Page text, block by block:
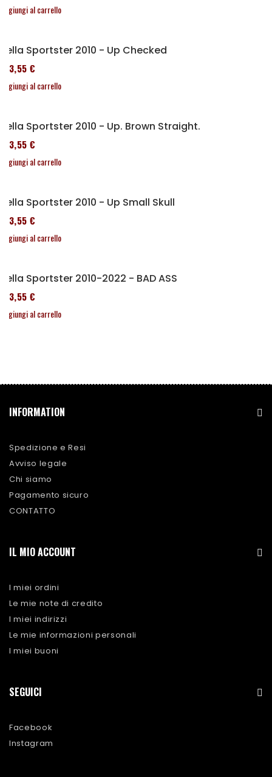
Aggiungi al carrello
Sella Sportster 2010 - Up Checked
173,55 €
Aggiungi al carrello
Sella Sportster 2010 - Up. Brown Straight.
173,55 €
Aggiungi al carrello
Sella Sportster 2010 - Up Small Skull
173,55 €
Aggiungi al carrello
Sella Sportster 2010-2022 - BAD ASS
173,55 €
Aggiungi al carrello
INFORMATION
Spedizione e Resi
Avviso legale
Chi siamo
Pagamento sicuro
CONTATTO
IL MIO ACCOUNT
I miei ordini
Le mie note di credito
I miei indirizzi
Le mie informazioni personali
I miei buoni
SEGUICI
Facebook
Instagram